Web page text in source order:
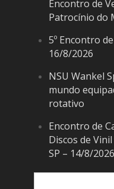
Encontro de
Patrocínio do
5º Encontro
16/8/2026
NSU Wankel
mundo
rotativo
Encontro de
Discos de
SP – 14/8/2026